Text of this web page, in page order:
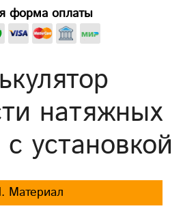
форма оплаты
натяжных
установкой
Материал